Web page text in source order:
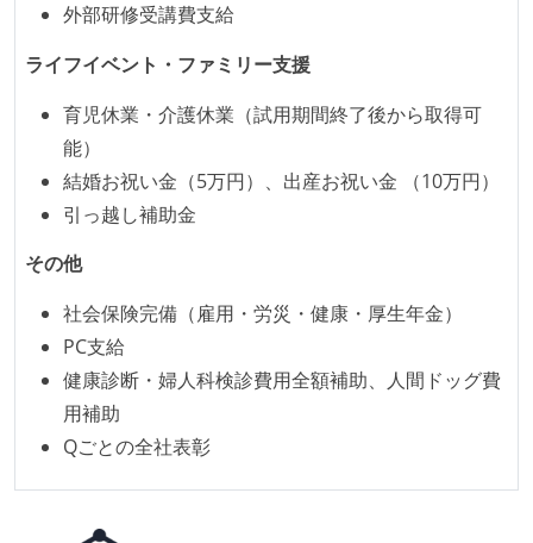
外部研修受講費支給
ライフイベント・ファミリー支援
育児休業・介護休業（試用期間終了後から取得可
能）
結婚お祝い金（5万円）、出産お祝い金 （10万円）
引っ越し補助金
その他
社会保険完備（雇用・労災・健康・厚生年金）
PC支給
健康診断・婦人科検診費用全額補助、人間ドッグ費
用補助
Qごとの全社表彰